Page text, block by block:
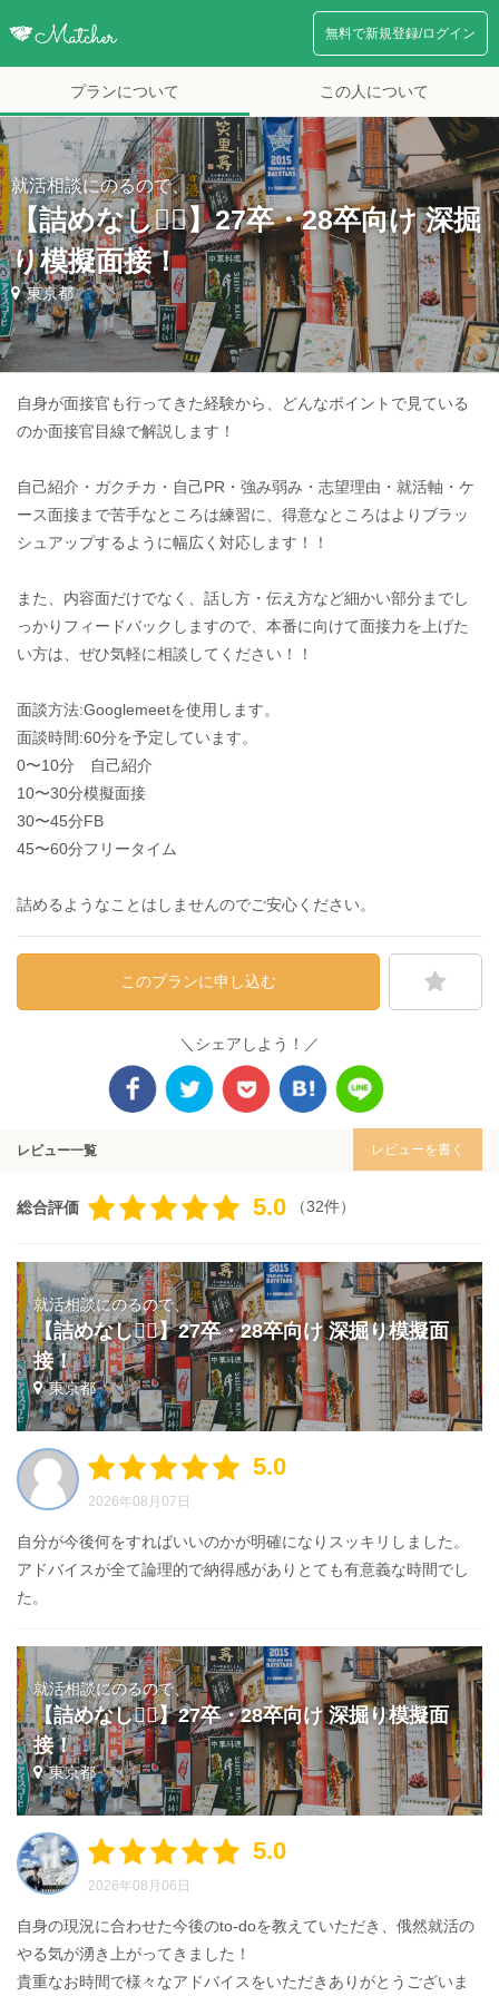
無料で新規登録/ログイン
プランについて この人について
就活相談にのるので、
【詰めなし🙅‍♂️】27卒・28卒向け 深掘
り模擬面接！
東京都
自身が面接官も行ってきた経験から、どんなポイントで見ている
のか面接官目線で解説します！
自己紹介・ガクチカ・自己PR・強み弱み・志望理由・就活軸・ケ
ース面接まで苦手なところは練習に、得意なところはよりブラッ
シュアップするように幅広く対応します！！
また、内容面だけでなく、話し方・伝え方など細かい部分までし
っかりフィードバックしますので、本番に向けて面接力を上げた
い方は、ぜひ気軽に相談してください！！
面談方法:Googlemeetを使用します。
面談時間:60分を予定しています。
0〜10分 自己紹介
10〜30分模擬面接
30〜45分FB
45〜60分フリータイム
詰めるようなことはしませんのでご安心ください。
このプランに申し込む
＼シェアしよう！／
レビュー一覧 レビューを書く
総合評価 5.0 （32件）
就活相談にのるので、
【詰めなし🙅‍♂️】27卒・28卒向け 深掘り模擬面
接！
東京都
5.0
2026年08月07日
自分が今後何をすればいいのかが明確になりスッキリしました。
アドバイスが全て論理的で納得感がありとても有意義な時間でし
た。
就活相談にのるので、
【詰めなし🙅‍♂️】27卒・28卒向け 深掘り模擬面
接！
東京都
5.0
2026年08月06日
自身の現況に合わせた今後のto-doを教えていただき、俄然就活の
やる気が湧き上がってきました！
貴重なお時間で様々なアドバイスをいただきありがとうございま